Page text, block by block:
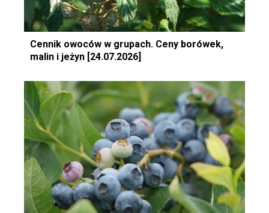
Cennik owoców w grupach. Ceny borówek,
malin i jeżyn [24.07.2026]